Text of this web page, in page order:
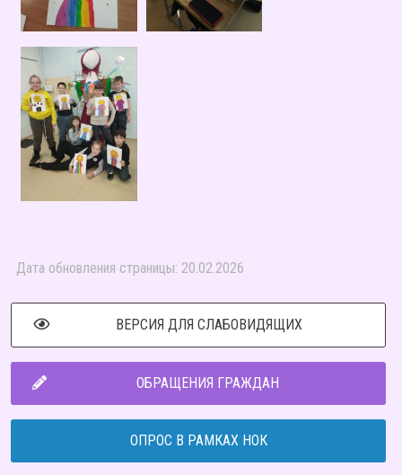
Дата обновления страницы: 20.02.2026
ВЕРСИЯ ДЛЯ СЛАБОВИДЯЩИХ
ОБРАЩЕНИЯ ГРАЖДАН
ОПРОС В РАМКАХ НОК